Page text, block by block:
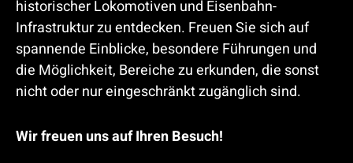
historischer Lokomotiven und Eisenbahn-
Infrastruktur zu entdecken. Freuen Sie sich auf
spannende Einblicke, besondere Führungen und
die Möglichkeit, Bereiche zu erkunden, die sonst
nicht oder nur eingeschränkt zugänglich sind.
Wir freuen uns auf Ihren Besuch!